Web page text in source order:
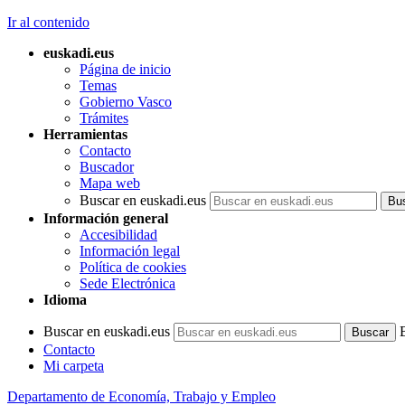
Ir al contenido
euskadi.eus
Página de inicio
Temas
Gobierno Vasco
Trámites
Herramientas
Contacto
Buscador
Mapa web
Buscar en euskadi.eus
Información general
Accesibilidad
Información legal
Política de cookies
Sede Electrónica
Idioma
Buscar en euskadi.eus
Contacto
Mi carpeta
Departamento de Economía, Trabajo y Empleo